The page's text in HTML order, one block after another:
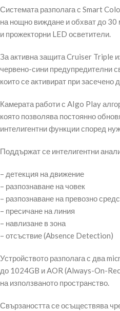
Системата разполага с Smart
на нощно виждане и обхват до 30
и прожекторни LED осветители.
За активна защита Cruiser Triple
червено-сини предупредителни
които се активират при засечено
Камерата работи с AIgo Play
която позволява постоянно
интелигентни функции според
Поддържат се интелигентни
– детекция на движение
– разпознаване на човек
– разпознаване на превозно
– пресичане на линия
– навлизане в зона
– отсъствие (Absence Detection)
Устройството разполага с два
до 1024GB и AOR (Always-On-
на използваното пространство.
Свързаността се осъществява